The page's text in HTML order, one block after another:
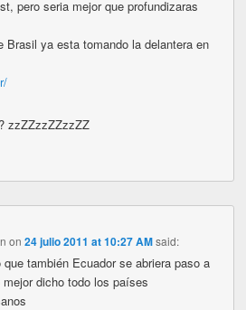
pero seria mejor que profundizaras
Brasil ya esta tomando la delantera en
zzZZzzZZzzZZ
on 24 julio 2011 at 10:27 AM said:
también Ecuador se abriera paso a
dicho todo los países